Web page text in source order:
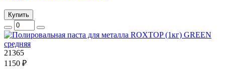
Купить
21365
1150 ₽